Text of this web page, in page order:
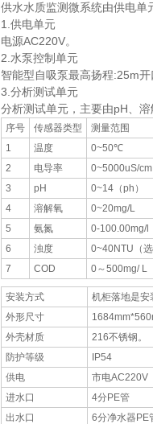
供水水质监测微系统由供电单
1.供电单元
电源AC220V。
2.水泵控制单元
智能型自吸泵最高扬程:25m
3.分析测试单元
分析测试单元，主要由pH、
序号 传感器类型 测量范围
1
温度 0~50℃
2
电导率 0~5000uS/
3
pH 0~14（ph）
4
溶解氧 0~20mg/L
5
氨氮 0-100.00mg/l
6
浊度 0~40NTU（选
7
COD 0～500mg/ L
安装方式
机柜落地是安
外形尺寸
外壳材质
216不锈钢。
防护等级
IP54
供电
市电AC220V
进水口
4分PE管
出水口
6分净水器PE